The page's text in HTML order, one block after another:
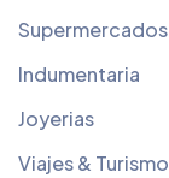
Supermercados
Indumentaria
Joyerias
Viajes & Turismo